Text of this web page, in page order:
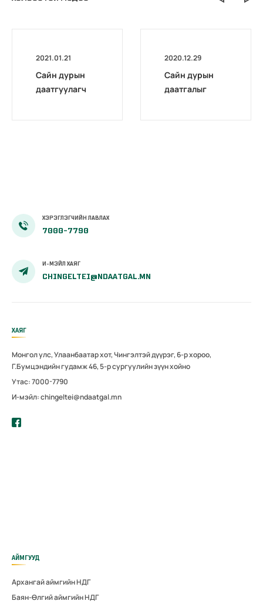
2021.01.21
Сайн дурын
даатгуулагч
2020.12.29
Сайн дурын
даатгалыг
ХЭРЭГЛЭГЧИЙН ЛАВЛАХ
7000-7790
И-МЭЙЛ ХАЯГ
CHINGELTEI@NDAATGAL.MN
ХАЯГ
Монгол улс, Улаанбаатар хот, Чингэлтэй дүүрэг, 6-р хороо,
Г.Бумцэндийн гудамж 46, 5-р сургуулийн зүүн хойно
Утас: 7000-7790
И-мэйл: chingeltei@ndaatgal.mn
АЙМГУУД
Архангай аймгийн НДГ
Баян-Өлгий аймгийн НДГ